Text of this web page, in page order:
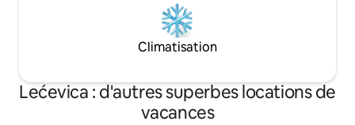
Climatisation
Lećevica : d'autres superbes locations de
vacances